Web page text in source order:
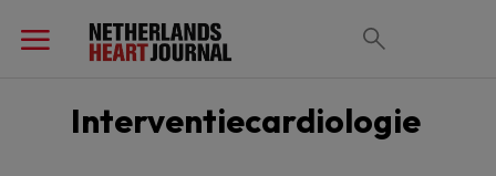
Interventiecardiologie